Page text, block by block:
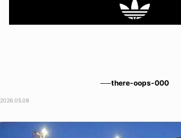
──there-oops-000
2026.05.08